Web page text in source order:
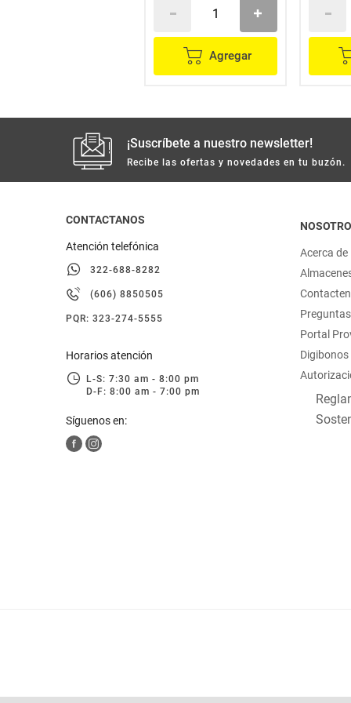
Agregar
¡Suscríbete a nuestro newsletter!
Recibe las ofertas y novedades en tu buzón.
CONTACTANOS
Atención telefónica
322-688-8282
(606) 8850505
PQR: 323-274-5555
Horarios atención
L-S: 7:30 am - 8:00 pm
D-F: 8:00 am - 7:00 pm
Síguenos en:
Acerca
Portal
Digibonos